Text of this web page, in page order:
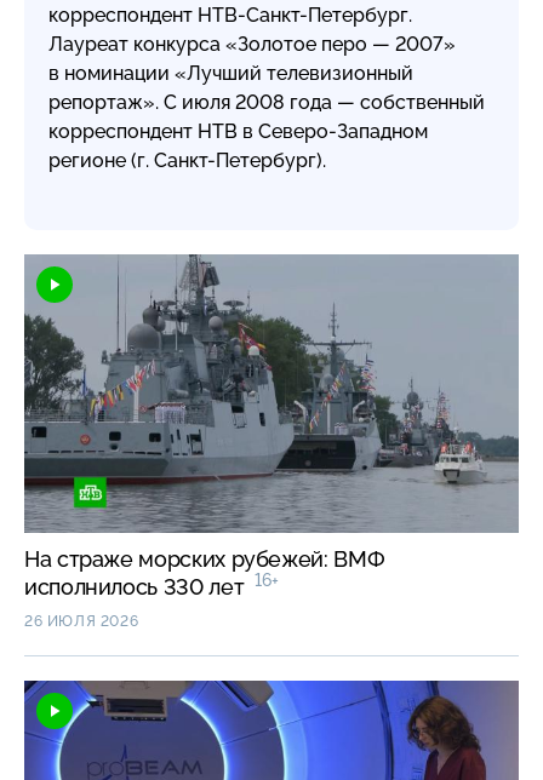
корреспондент НТВ-Санкт-Петербург.
Лауреат конкурса «Золотое перо — 2007»
в номинации «Лучший телевизионный
репортаж». С июля 2008 года — собственный
корреспондент НТВ в Северо-Западном
регионе (г. Санкт-Петербург).
На страже морских рубежей: ВМФ
исполнилось 330 лет 16+
26 ИЮЛЯ 2026